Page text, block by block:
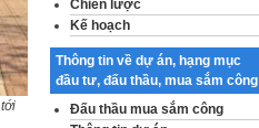
mới sáng tạo và chuyển…
Quy định chi tiết và hướng dẫn
thi hành một số điều của Luật Lý
lịch tư…
Sửa đổi, bổ sung một số nội
Chiến lược
Kế hoạch
Thông tin về dự án, hạng mục
đầu tư, đấu thầu, mua sắm công
Đấu thầu mua sắm công